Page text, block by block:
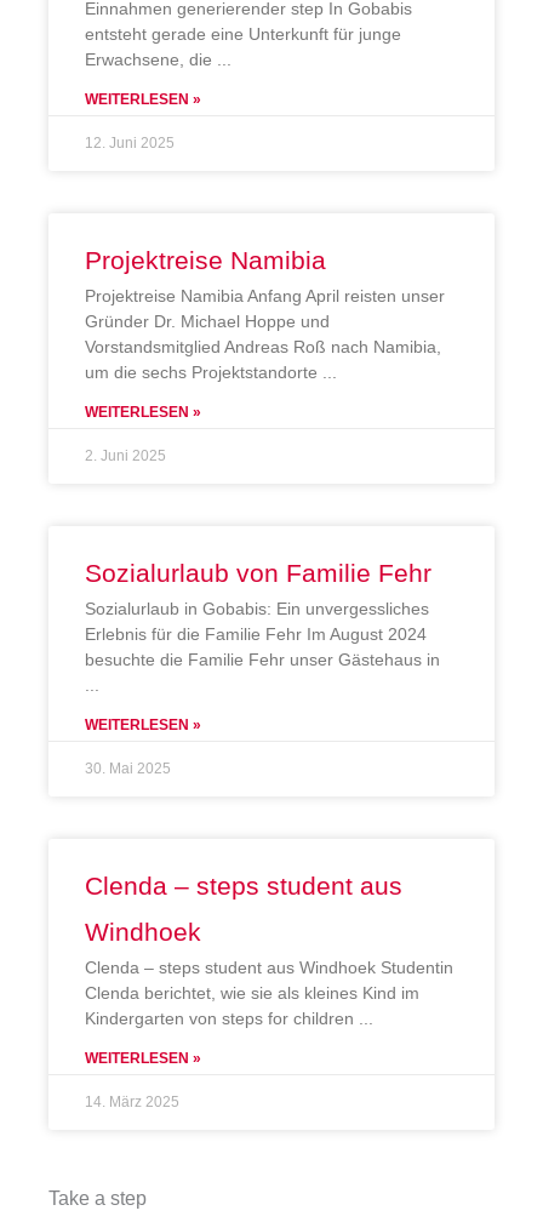
Einnahmen generierender step In Gobabis
entsteht gerade eine Unterkunft für junge
Erwachsene, die
WEITERLESEN »
12. Juni 2025
Projektreise Namibia
Projektreise Namibia Anfang April reisten unser
Gründer Dr. Michael Hoppe und
Vorstandsmitglied Andreas Roß nach Namibia,
um die sechs Projektstandorte
WEITERLESEN »
2. Juni 2025
Sozialurlaub von Familie Fehr
Sozialurlaub in Gobabis: Ein unvergessliches
Erlebnis für die Familie Fehr Im August 2024
besuchte die Familie Fehr unser Gästehaus in
WEITERLESEN »
30. Mai 2025
Clenda – steps student aus
Windhoek
Clenda – steps student aus Windhoek Studentin
Clenda berichtet, wie sie als kleines Kind im
Kindergarten von steps for children
WEITERLESEN »
14. März 2025
Take a step